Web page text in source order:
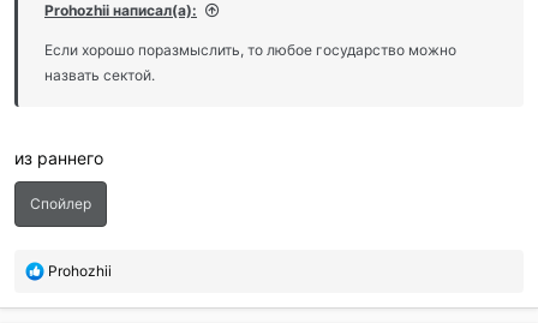
Prohozhii написал(а):
Если хорошо поразмыслить, то любое государство можно
назвать сектой.
из раннего
Спойлер
П
б
Prohozhii